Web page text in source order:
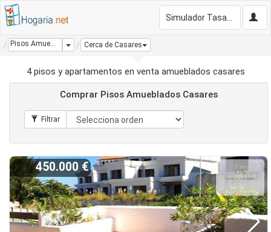
Pisos Amueblados Casares Dropdown
Cerca de Casares
4 pisos y apartamentos en venta amueblados casares
Comprar Pisos Amueblados Casares
450.000 €